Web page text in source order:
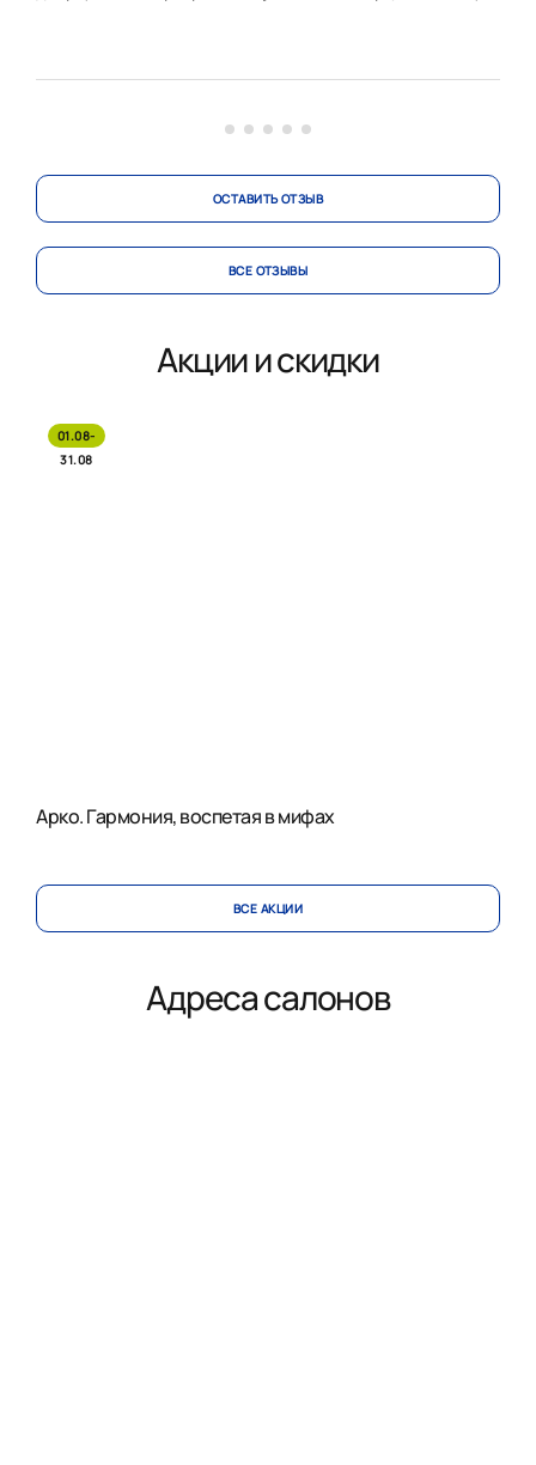
Румянцево из другого офиса данной бренда. Елена
ОСТАВИТЬ ОТЗЫВ
ВСЕ ОТЗЫВЫ
Акции и скидки
01.08-
31.08
Арко. Гармония, воспетая в мифах
ВСЕ АКЦИИ
Адреса салонов